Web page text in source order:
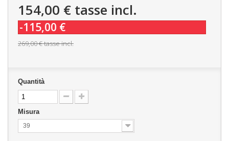
154,00 € tasse incl.
-115,00 €
269,00 €tasse incl.
Quantità
Misura
39